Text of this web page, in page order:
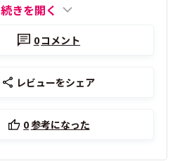
続きを開く
0コメント
レビューをシェア
0参考になった